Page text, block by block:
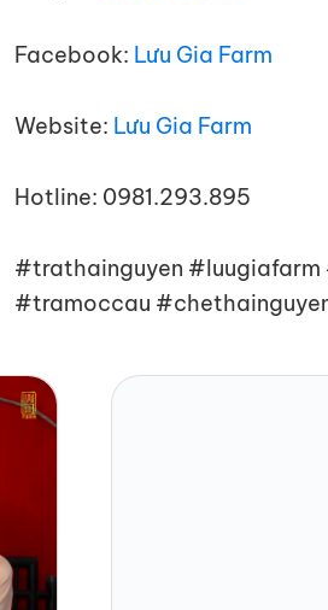
Facebook: Lưu Gia Farm
Website: Lưu Gia Farm
Hotline: 0981.293.895
#trathainguyen
#tramoccau